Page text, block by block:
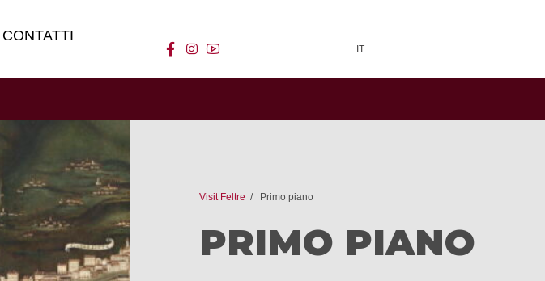
CONTATTI
facebook
instagram IT
Visit Feltre Primo piano
PRIMO PIANO